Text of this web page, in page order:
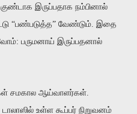
இருப்பதாக நம்பினால்
“பண்படுத்த” வேண்டும். இதை
பருமனாய் இருப்பதனால்
சமகால ஆய்வாளர்கள்.
உள்ள கூப்பர் நிறுவனம்